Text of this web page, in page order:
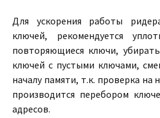
Для ускорения работы
ключей, рекомендуется
повторяющиеся ключи,
ключей с пустыми ключами,
началу памяти, т.к. проверка на
производится перебором
адресов.